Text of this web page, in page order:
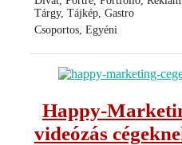
Tárgy, Tájkép, Gastro
Csoportos, Egyéni
Happy-
videózás